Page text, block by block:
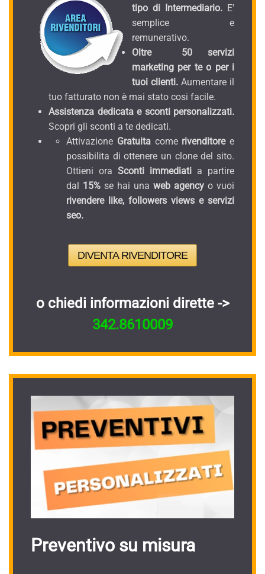
tipo di Intermediario. E'
semplice e
remunerativo.
Oltre 50 servizi
marketing per te o per i
tuoi clienti. Aumentare il
tuo fatturato non è mai stato cosi facile.
Assistenza dedicata e sconti personalizzati.
Scopri gli sconti a te dedicati.
Attivazione Gratuitacomerivenditoree
possibilita di ottenere un clone del sito.
Ottieni ora Sconti immediati a partire
dal 15% se hai una web agency o vuoi
rivendere like, followers views e servizi
seo.
DIVENTA RIVENDITORE
o chiedi informazioni dirette ->
342.8610009
Preventivo su misura